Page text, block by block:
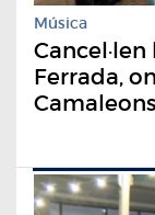
Música
Ferrada,
Camaleons